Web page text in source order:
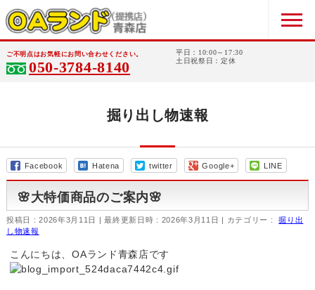
ご不明点はお気軽にお問い合わせください。
050-3784-8140
平日：10:00～17:30
土日祝祭日：定休
掘り出し物速報
Facebook Hatena twitter Google+ LINE
🌸大特価商品のご案内🌸
投稿日 : 2026年3月11日 最終更新日時 : 2026年3月11日 カテゴリー :
掘り出
し物速報
こんにちは、OAランド青森店です